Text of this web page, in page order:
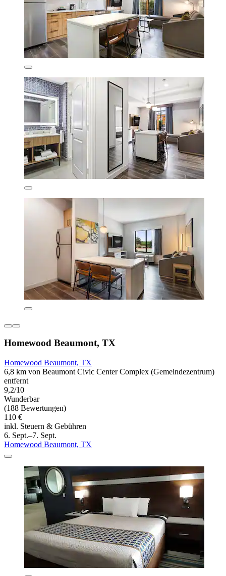
Homewood Beaumont, TX
Homewood Beaumont, TX
6,8 km von Beaumont Civic Center Complex (Gemeindezentrum)
entfernt
9,2/10
Wunderbar
(188 Bewertungen)
110 €
inkl. Steuern & Gebühren
6. Sept.–7. Sept.
Homewood Beaumont, TX